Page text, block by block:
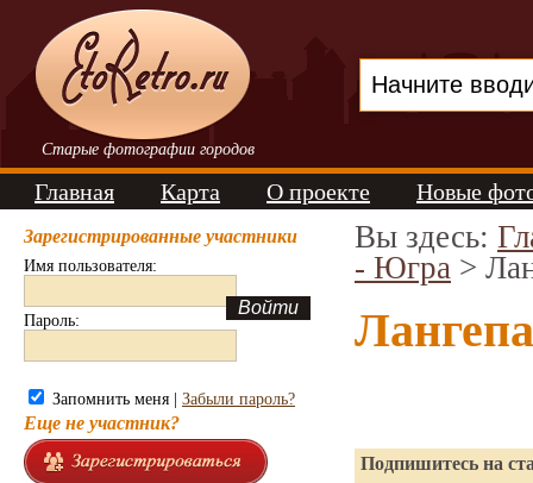
Старые фотографии городов
Главная Карта О проекте Новые
Зарегистрированные участники
Имя пользователя:
Пароль:
Запомнить меня | Забыли пароль?
Еще не участник?
Вы здесь:
- Югра >
Подпишитесь на